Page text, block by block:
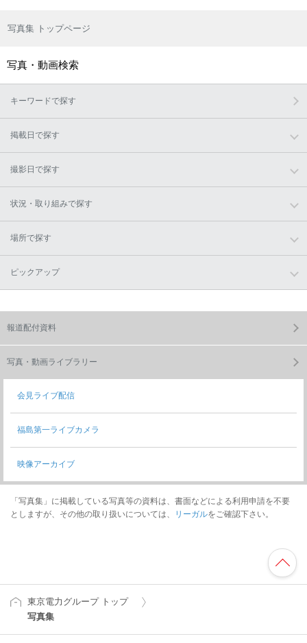
写真集 トップページ
写真・動画検索
キーワードで探す
掲載日で探す
撮影日で探す
状況・取り組みで探す
場所で探す
ピックアップ
報道配付資料
写真・動画ライブラリー
会見ライブ配信
福島第一ライブカメラ
映像アーカイブ
「写真集」に掲載している写真等の資料は、書面などによる利用申請を不要
としますが、その他の取り扱いについては、
リーガルをご確認下さい。
東京電力グループ トップ
写真集